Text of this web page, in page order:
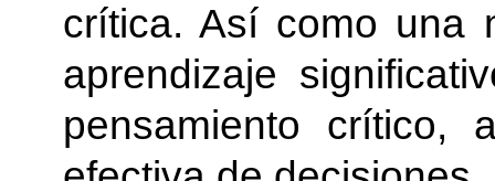
crítica. Así como una
aprendizaje
pensamiento crítico,